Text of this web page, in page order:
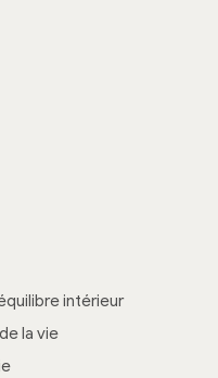
intérieur
la vie